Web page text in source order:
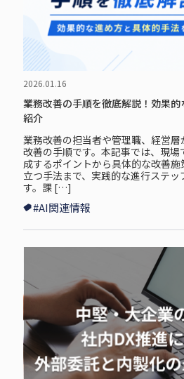
2026.01.16
業務改善の手順を徹底解説！効果
紹介
業務改善の担当者や管理職、経営
改善の手順です。本記事では、現
成するポイントから具体的な改善
立つ手法まで、実践的な進行ステッ
す。課 […]
#AI関連情報